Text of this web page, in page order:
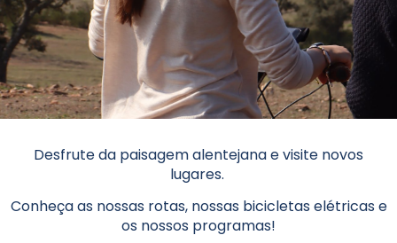
Desfrute da paisagem alentejana e visite novos
lugares.
Conheça as nossas rotas, nossas bicicletas elétricas e
os nossos programas!